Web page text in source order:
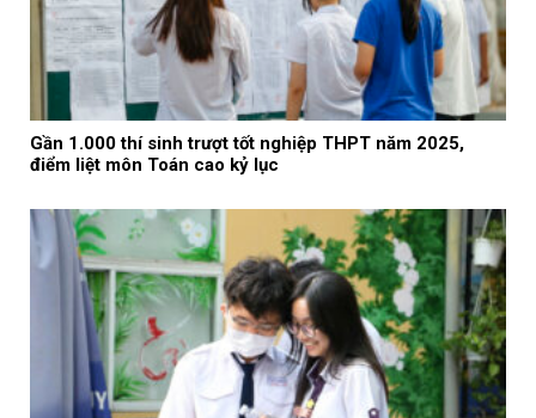
Gần 1.000 thí sinh trượt tốt nghiệp THPT năm 2025,
điểm liệt môn Toán cao kỷ lục